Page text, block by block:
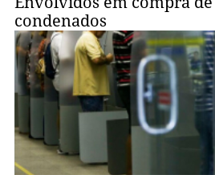
condenados